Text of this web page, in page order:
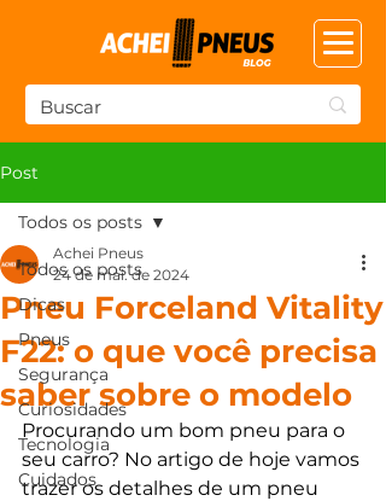
Post
Todos os posts
Dicas
Pneus
Segurança
Curiosidades
Tecnologia
Cuidados
Todos os posts
Pneu Forceland Vitality
F22: o que você precisa
saber sobre o modelo
Achei Pneus
24 de mai. de 2024
Procurando um bom pneu para o
seu carro? No artigo de hoje vamos
trazer os detalhes de um pneu